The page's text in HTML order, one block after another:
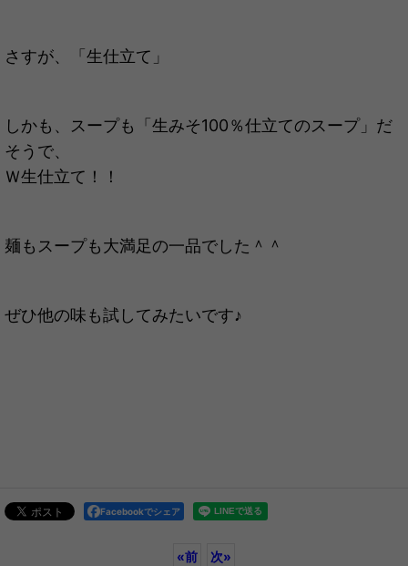
さすが、「生仕立て」
しかも、スープも「生みそ100％仕立てのスープ」だ
そうで、
Ｗ生仕立て！！
麺もスープも大満足の一品でした＾＾
ぜひ他の味も試してみたいです♪
Facebookでシェア
«前 次»